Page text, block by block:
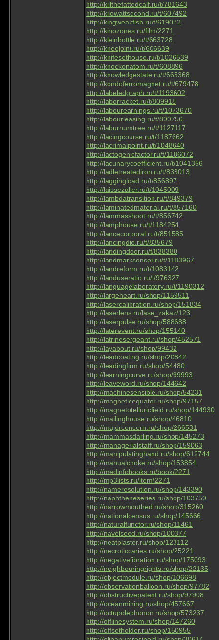
http://killthefattedcalf.ru/t/781643
http://kilowattsecond.ru/t/607492
http://kingweakfish.ru/t/619072
http://kinozones.ru/film/2271
http://kleinbottle.ru/t/663728
http://kneejoint.ru/t/606639
http://knifesethouse.ru/t/1026539
http://knockonatom.ru/t/608896
http://knowledgestate.ru/t/665368
http://kondoferromagnet.ru/t/679478
http://labeledgraph.ru/t/1193602
http://laborracket.ru/t/809918
http://labourearnings.ru/t/1073670
http://labourleasing.ru/t/899756
http://laburnumtree.ru/t/1127117
http://lacingcourse.ru/t/1187662
http://lacrimalpoint.ru/t/1048640
http://lactogenicfactor.ru/t/1186072
http://lacunarycoefficient.ru/t/1041356
http://ladletreatediron.ru/t/833013
http://laggingload.ru/t/856897
http://laissezaller.ru/t/1045009
http://lambdatransition.ru/t/849379
http://laminatedmaterial.ru/t/857160
http://lammasshoot.ru/t/856742
http://lamphouse.ru/t/1184254
http://lancecorporal.ru/t/851585
http://lancingdie.ru/t/835679
http://landingdoor.ru/t/838380
http://landmarksensor.ru/t/1183967
http://landreform.ru/t/1083142
http://landuseratio.ru/t/976327
http://languagelaboratory.ru/t/1190312
http://largeheart.ru/shop/1159511
http://lasercalibration.ru/shop/151834
http://laserlens.ru/lase_zakaz/123
http://laserpulse.ru/shop/588688
http://laterevent.ru/shop/155140
http://latrinesergeant.ru/shop/452571
http://layabout.ru/shop/99432
http://leadcoating.ru/shop/20842
http://leadingfirm.ru/shop/54480
http://learningcurve.ru/shop/99993
http://leaveword.ru/shop/144642
http://machinesensible.ru/shop/54231
http://magneticequator.ru/shop/97157
http://magnetotelluricfield.ru/shop/144930
http://mailinghouse.ru/shop/46810
http://majorconcern.ru/shop/266531
http://mammasdarling.ru/shop/145273
http://managerialstaff.ru/shop/159063
http://manipulatinghand.ru/shop/612744
http://manualchoke.ru/shop/153854
http://medinfobooks.ru/book/2271
http://mp3lists.ru/item/2271
http://nameresolution.ru/shop/143390
http://naphtheneseries.ru/shop/103759
http://narrowmouthed.ru/shop/315260
http://nationalcensus.ru/shop/145666
http://naturalfunctor.ru/shop/11461
http://navelseed.ru/shop/100377
http://neatplaster.ru/shop/123112
http://necroticcaries.ru/shop/25221
http://negativefibration.ru/shop/175093
http://neighbouringrights.ru/shop/22135
http://objectmodule.ru/shop/106698
http://observationballoon.ru/shop/97782
http://obstructivepatent.ru/shop/97908
http://oceanmining.ru/shop/457667
http://octupolephonon.ru/shop/573237
http://offlinesystem.ru/shop/147260
http://offsetholder.ru/shop/150955